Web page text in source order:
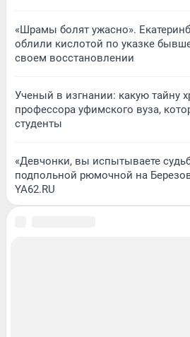
«Шрамы болят ужасно».
облили кислотой по указке
своем восстановлении
Ученый в изгнании: какую тайну
профессора уфимского вуза,
студенты
«Девчонки, вы испытываете
подпольной рюмочной на
YA62.RU